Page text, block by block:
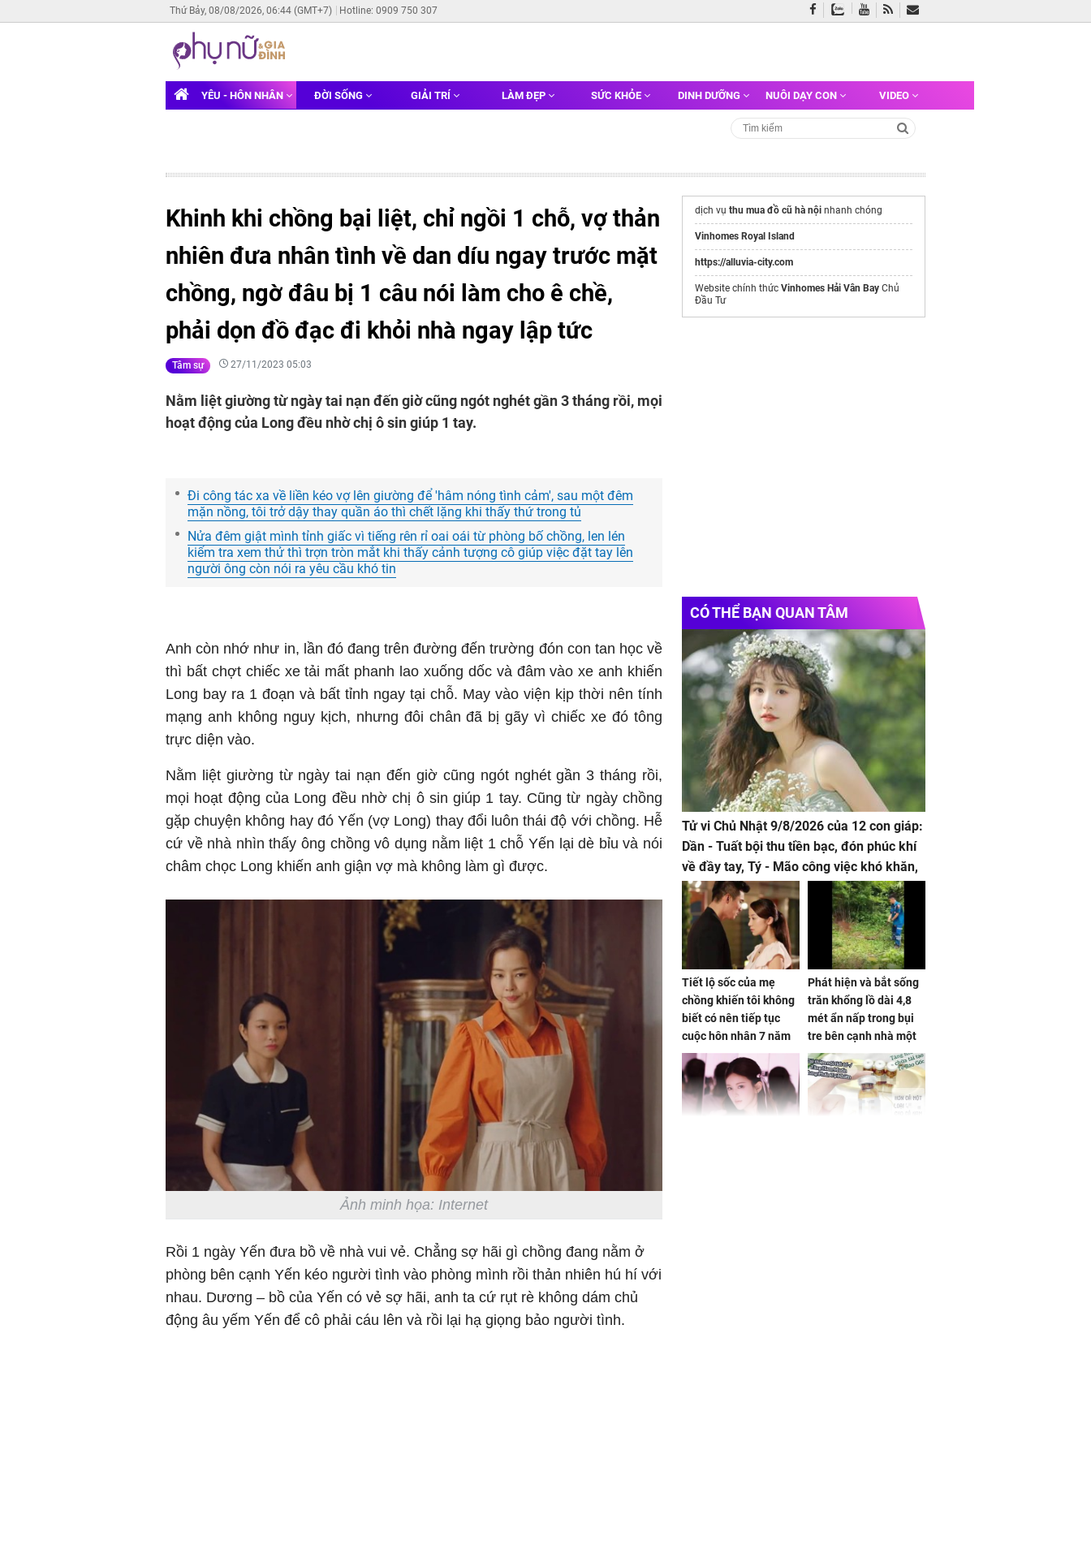
Thứ Bảy, 08/08/2026, 06:44 (GMT+7) Hotline: 0909 750 307
YÊU - HÔN NHÂN ĐỜI SỐNG GIẢI TRÍ LÀM ĐẸP SỨC KHỎE DINH DƯỠNG NUÔI DẠY CON VIDEO
Khinh khi chồng bại liệt, chỉ ngồi 1 chỗ, vợ thản
nhiên đưa nhân tình về dan díu ngay trước mặt
chồng, ngờ đâu bị 1 câu nói làm cho ê chề,
phải dọn đồ đạc đi khỏi nhà ngay lập tức
Tâm sự 27/11/2023 05:03
Nằm liệt giường từ ngày tai nạn đến giờ cũng ngót nghét gần 3 tháng rồi, mọi
hoạt động của Long đều nhờ chị ô sin giúp 1 tay.
Đi công tác xa về liền kéo vợ lên giường để 'hâm nóng tình cảm', sau một đêm
mặn nồng, tôi trở dậy thay quần áo thì chết lặng khi thấy thứ trong tủ
Nửa đêm giật mình tỉnh giấc vì tiếng rên rỉ oai oái từ phòng bố chồng, len lén
kiểm tra xem thử thì trợn tròn mắt khi thấy cảnh tượng cô giúp việc đặt tay lên
người ông còn nói ra yêu cầu khó tin
Anh còn nhớ như in, lần đó đang trên đường đến trường đón con tan học về
thì bất chợt chiếc xe tải mất phanh lao xuống dốc và đâm vào xe anh khiến
Long bay ra 1 đoạn và bất tỉnh ngay tại chỗ. May vào viện kịp thời nên tính
mạng anh không nguy kịch, nhưng đôi chân đã bị gãy vì chiếc xe đó tông
trực diện vào.
Nằm liệt giường từ ngày tai nạn đến giờ cũng ngót nghét gần 3 tháng rồi,
mọi hoạt động của Long đều nhờ chị ô sin giúp 1 tay. Cũng từ ngày chồng
gặp chuyện không hay đó Yến (vợ Long) thay đổi luôn thái độ với chồng. Hễ
cứ về nhà nhìn thấy ông chồng vô dụng nằm liệt 1 chỗ Yến lại dè bỉu và nói
châm chọc Long khiến anh giận vợ mà không làm gì được.
Ảnh minh họa: Internet
Rồi 1 ngày Yến đưa bồ về nhà vui vẻ. Chẳng sợ hãi gì chồng đang nằm ở
phòng bên cạnh Yến kéo người tình vào phòng mình rồi thản nhiên hú hí với
nhau. Dương – bồ của Yến có vẻ sợ hãi, anh ta cứ rụt rè không dám chủ
động âu yếm Yến để cô phải cáu lên và rồi lại hạ giọng bảo người tình.
dịch vụ thu mua đồ cũ hà nội nhanh chóng
Vinhomes Royal Island
https://alluvia-city.com
Website chính thức Vinhomes Hải Vân Bay Chủ
Đầu Tư
CÓ THỂ BẠN QUAN TÂM
Tử vi Chủ Nhật 9/8/2026 của 12 con giáp:
Dần - Tuất bội thu tiền bạc, đón phúc khí
về đầy tay, Tý - Mão công việc khó khăn,
tiền bạc đội nón ra đi
Tiết lộ sốc của mẹ
chồng khiến tôi không
biết có nên tiếp tục
cuộc hôn nhân 7 năm
nữa hay không
Phát hiện và bắt sống
trăn khổng lồ dài 4,8
mét ẩn nấp trong bụi
tre bên cạnh nhà một
cụ bà